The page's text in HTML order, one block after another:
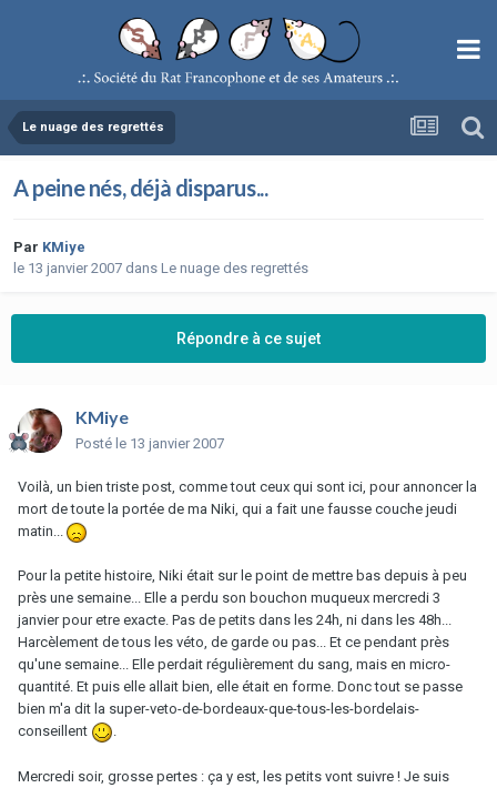
Le nuage des regrettés
A peine nés, déjà disparus...
Par KMiye
le 13 janvier 2007 dans Le nuage des regrettés
Répondre à ce sujet
KMiye
Posté le 13 janvier 2007
Voilà, un bien triste post, comme tout ceux qui sont ici, pour annoncer la
mort de toute la portée de ma Niki, qui a fait une fausse couche jeudi
matin...
Pour la petite histoire, Niki était sur le point de mettre bas depuis à peu
près une semaine... Elle a perdu son bouchon muqueux mercredi 3
janvier pour etre exacte. Pas de petits dans les 24h, ni dans les 48h...
Harcèlement de tous les véto, de garde ou pas... Et ce pendant près
qu'une semaine... Elle perdait régulièrement du sang, mais en micro-
quantité. Et puis elle allait bien, elle était en forme. Donc tout se passe
bien m'a dit la super-veto-de-bordeaux-que-tous-les-bordelais-
conseillent
Mercredi soir, grosse pertes : ça y est, les petits vont suivre ! Je suis